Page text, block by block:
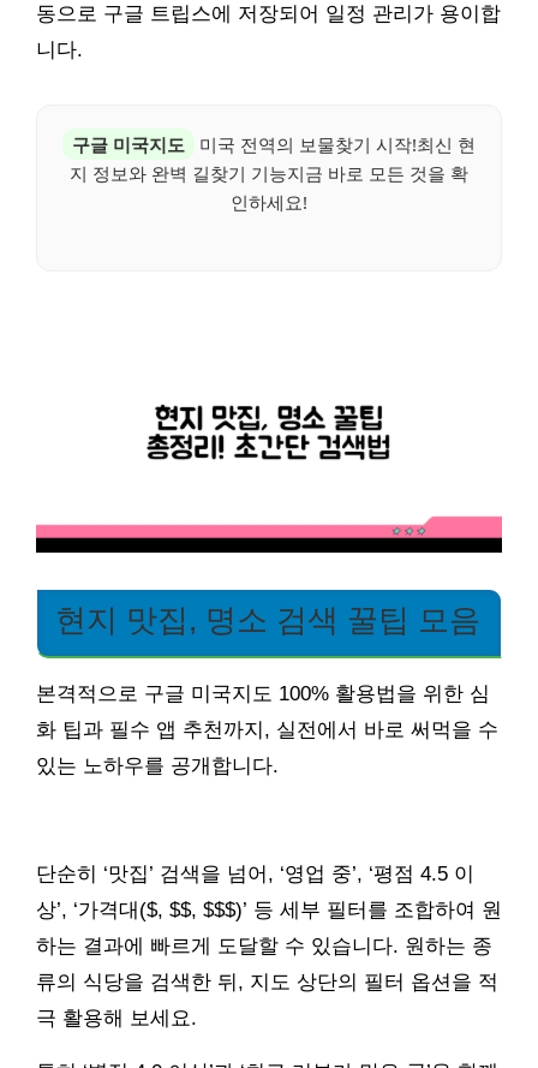
동으로 구글 트립스에 저장되어 일정 관리가 용이합
니다.
구글 미국지도
미국 전역의 보물찾기 시작!최신 현
지 정보와 완벽 길찾기 기능지금 바로 모든 것을 확
인하세요!
현지 맛집, 명소 검색 꿀팁 모음
본격적으로 구글 미국지도 100% 활용법을 위한 심
화 팁과 필수 앱 추천까지, 실전에서 바로 써먹을 수
있는 노하우를 공개합니다.
단순히 ‘맛집’ 검색을 넘어, ‘영업 중’, ‘평점 4.5 이
상’, ‘가격대($, $$, $$$)’ 등 세부 필터를 조합하여 원
하는 결과에 빠르게 도달할 수 있습니다. 원하는 종
류의 식당을 검색한 뒤, 지도 상단의 필터 옵션을 적
극 활용해 보세요.